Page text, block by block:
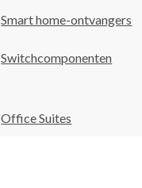
Smart home-ontvangers
Switchcomponenten
Office Suites